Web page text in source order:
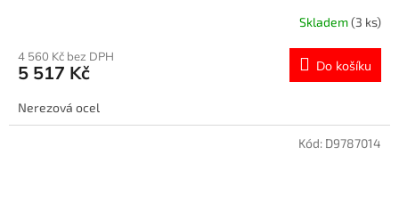
Skladem(3 ks)
4 560 Kč bez DPH
5 517 Kč Do košíku
Nerezová ocel
Kód: D9787014